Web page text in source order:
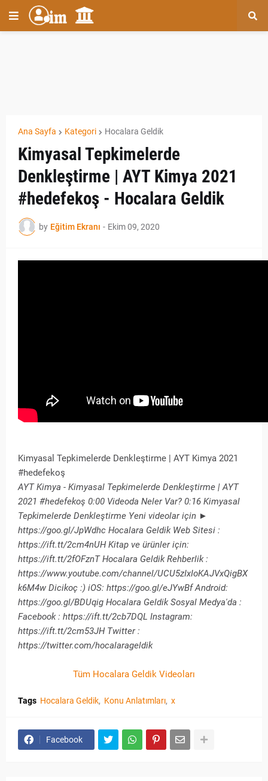
Ana Sayfa Kategori Hocalara Geldik
Kimyasal Tepkimelerde
Denkleştirme | AYT Kimya 2021
#hedefekoş - Hocalara Geldik
by Eğitim Ekranı - Ekim 09, 2020
Kimyasal Tepkimelerde Denkleştirme | AYT Kimya 2021
#hedefekoş
AYT Kimya - Kimyasal Tepkimelerde Denkleştirme | AYT
2021 #hedefekoş 0:00 Videoda Neler Var? 0:16 Kimyasal
Tepkimelerde Denkleştirme Yeni videolar için ►
https://goo.gl/JpWdhc Hocalara Geldik Web Sitesi :
https://ift.tt/2cm4nUH Kitap ve ürünler için:
https://ift.tt/2fOFznT Hocalara Geldik Rehberlik :
https://www.youtube.com/channel/UCU5zIxIoKAJVxQigBX
k6M4w Dicikoç :) iOS: https://goo.gl/eJYwBf Android:
https://goo.gl/BDUqig Hocalara Geldik Sosyal Medya'da :
Facebook : https://ift.tt/2cb7DQL Instagram:
https://ift.tt/2cm53JH Twitter :
https://twitter.com/hocalarageldik
Tüm Hocalara Geldik Videoları
Tags Hocalara Geldik Konu Anlatımları x
Facebook